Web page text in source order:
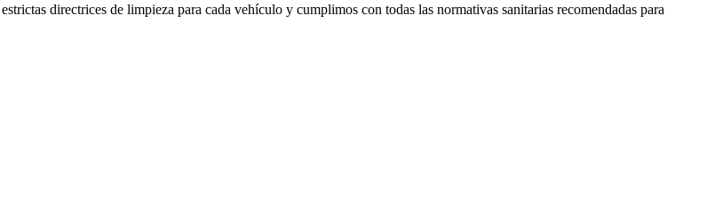
directrices de limpieza para cada vehículo y cumplimos con todas las normativas sanitarias recomendadas para